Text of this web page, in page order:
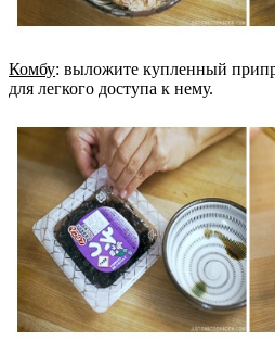
Комбу: выложите купленный
для легкого доступа к нему.